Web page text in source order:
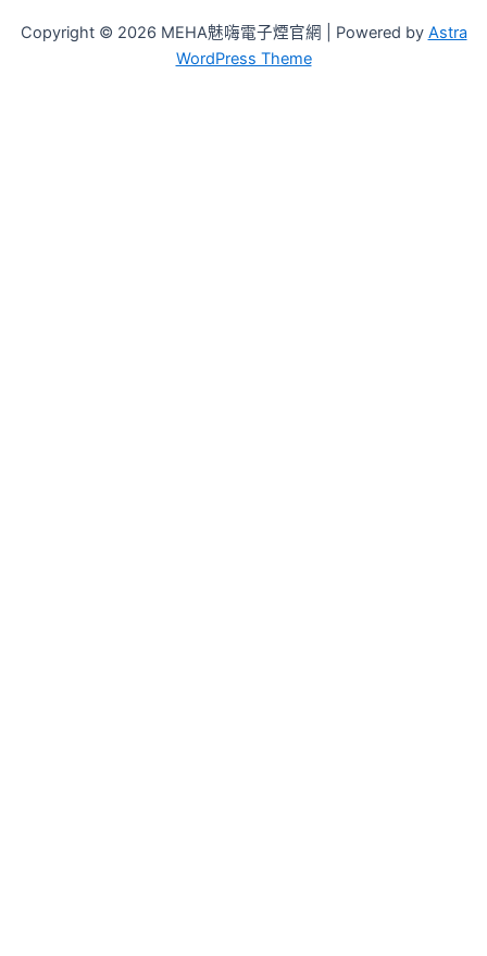
Copyright © 2026 MEHA魅嗨電子煙官網 | Powered by Astra
WordPress Theme